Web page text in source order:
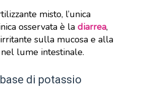
misto, l’unica
osservata è la diarrea,
sulla mucosa e alla
lume intestinale.
di potassio